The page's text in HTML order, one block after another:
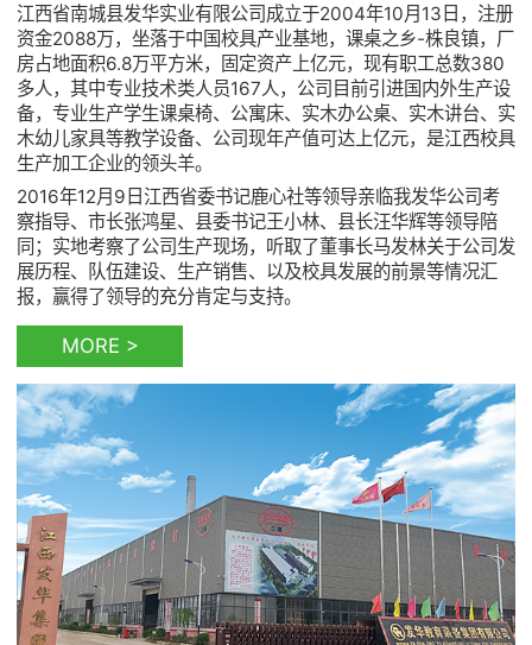
江西省南城县发华实业有限公司成立于2004年10月13日，注册
资金2088万，坐落于中国校具产业基地，课桌之乡-株良镇，厂
房占地面积6.8万平方米，固定资产上亿元，现有职工总数380
多人，其中专业技术类人员167人，公司目前引进国内外生产设
备，专业生产学生课桌椅、公寓床、实木办公桌、实木讲台、实
木幼儿家具等教学设备、公司现年产值可达上亿元，是江西校具
生产加工企业的领头羊。
2016年12月9日江西省委书记鹿心社等领导亲临我发华公司考
察指导、市长张鸿星、县委书记王小林、县长汪华辉等领导陪
同；实地考察了公司生产现场，听取了董事长马发林关于公司发
展历程、队伍建设、生产销售、以及校具发展的前景等情况汇
报，赢得了领导的充分肯定与支持。
MORE >